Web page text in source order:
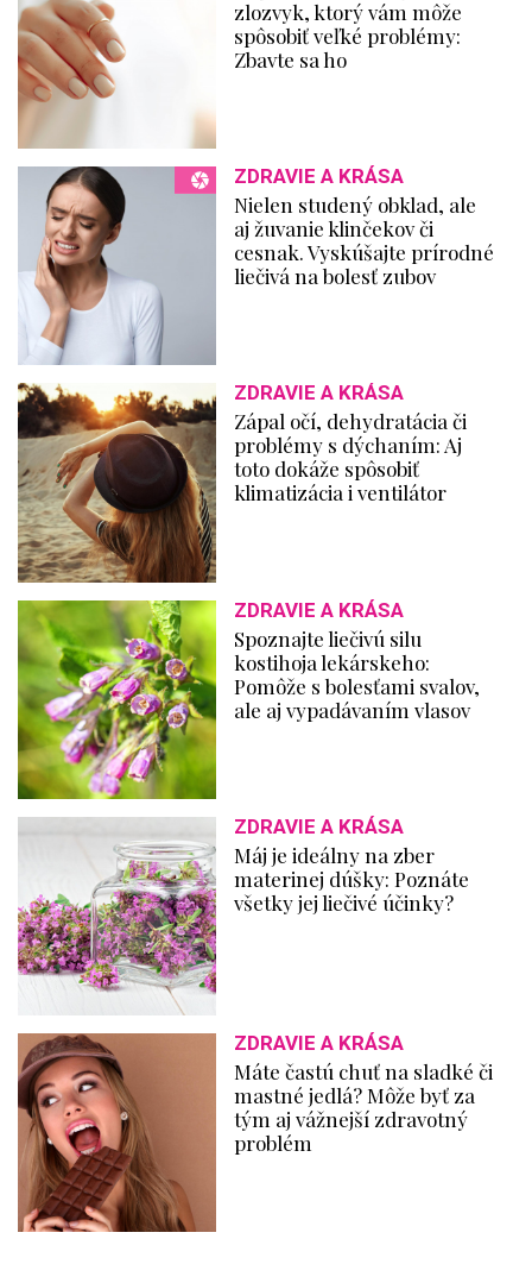
zlozvyk, ktorý vám môže
spôsobiť veľké problémy:
Zbavte sa ho
ZDRAVIE A KRÁSA
Nielen studený obklad, ale
aj žuvanie klinčekov či
cesnak. Vyskúšajte prírodné
liečivá na bolesť zubov
ZDRAVIE A KRÁSA
Zápal očí, dehydratácia či
problémy s dýchaním: Aj
toto dokáže spôsobiť
klimatizácia i ventilátor
ZDRAVIE A KRÁSA
Spoznajte liečivú silu
kostihoja lekárskeho:
Pomôže s bolesťami svalov,
ale aj vypadávaním vlasov
ZDRAVIE A KRÁSA
Máj je ideálny na zber
materinej dúšky: Poznáte
všetky jej liečivé účinky?
ZDRAVIE A KRÁSA
Máte častú chuť na sladké či
mastné jedlá? Môže byť za
tým aj vážnejší zdravotný
problém